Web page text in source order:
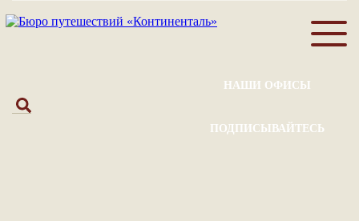
НАШИ ОФИСЫ
ПОДПИСЫВАЙТЕСЬ